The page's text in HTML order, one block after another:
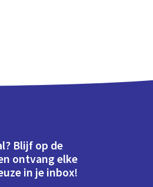
Blijf op de
ontvang elke
in je inbox!